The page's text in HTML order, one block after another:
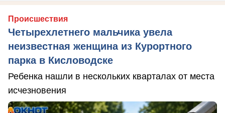
Происшествия
Четырехлетнего мальчика увела
неизвестная женщина из Курортного
парка в Кисловодске
Ребенка нашли в нескольких кварталах от места
исчезновения